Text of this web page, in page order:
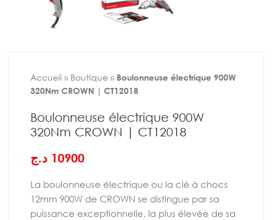
Accueil » Boutique » Boulonneuse électrique 900W
320Nm CROWN | CT12018
Boulonneuse électrique 900W
320Nm CROWN | CT12018
10900 د.ج
La boulonneuse électrique ou la clé à chocs
12mm 900W de CROWN se distingue par sa
puissance exceptionnelle, la plus élevée de sa